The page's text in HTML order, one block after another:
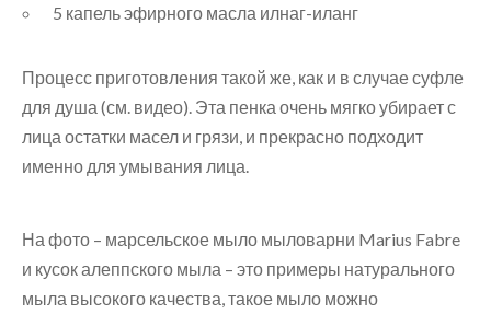
5 капель эфирного масла илнаг-иланг
Процесс приготовления такой же, как и в случае суфле
для душа (см. видео). Эта пенка очень мягко убирает с
лица остатки масел и грязи, и прекрасно подходит
именно для умывания лица.
На фото – марсельское мыло мыловарни Marius Fabre
и кусок алеппского мыла – это примеры натурального
мыла высокого качества, такое мыло можно